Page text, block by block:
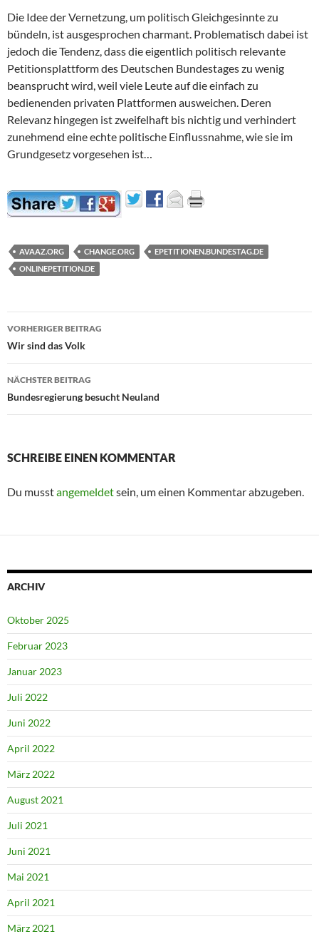
Die Idee der Vernetzung, um politisch Gleichgesinnte zu
bündeln, ist ausgesprochen charmant. Problematisch dabei ist
jedoch die Tendenz, dass die eigentlich politisch relevante
Petitionsplattform des Deutschen Bundestages zu wenig
beansprucht wird, weil viele Leute auf die einfach zu
bedienenden privaten Plattformen ausweichen. Deren
Relevanz hingegen ist zweifelhaft bis nichtig und verhindert
zunehmend eine echte politische Einflussnahme, wie sie im
Grundgesetz vorgesehen ist…
AVAAZ.ORG CHANGE.ORG
EPETITIONEN.BUNDESTAG.DE
ONLINEPETITION.DE
Beitragsnavigation
VORHERIGER BEITRAG
Wir sind das Volk
NÄCHSTER BEITRAG
Bundesregierung besucht Neuland
SCHREIBE EINEN KOMMENTAR
Du musstangemeldetsein, um einen Kommentar abzugeben.
ARCHIV
Oktober 2025
Februar 2023
Januar 2023
Juli 2022
Juni 2022
April 2022
März 2022
August 2021
Juli 2021
Juni 2021
Mai 2021
April 2021
März 2021